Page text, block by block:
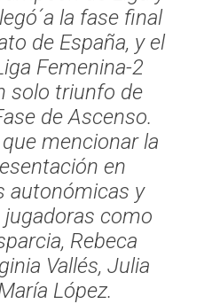
la fase final
de España, y el
Femenina-2
solo triunfo de
de Ascenso.
mencionar la
en
autonómicas y
jugadoras como
Rebeca
Vallés, Julia
López.